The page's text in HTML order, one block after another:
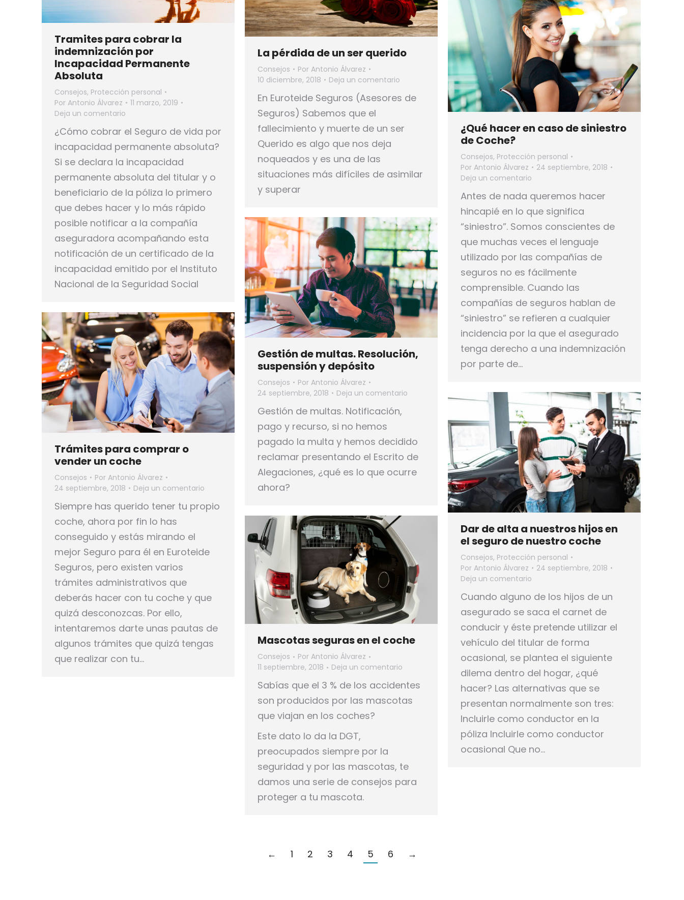
Tramites para cobrar la
indemnización por
Incapacidad Permanente
Absoluta
Consejos, Protección personal
Por Antonio Álvarez
11 marzo, 2019
Deja un comentario
¿Cómo cobrar el Seguro de vida por
incapacidad permanente absoluta?
Si se declara la incapacidad
permanente absoluta del titular y o
beneficiario de la póliza lo primero
que debes hacer y lo más rápido
posible notificar a la compañía
aseguradora acompañando esta
notificación de un certificado de la
incapacidad emitido por el Instituto
Nacional de la Seguridad Social
La pérdida de un ser querido
Consejos Por Antonio Álvarez
10 diciembre, 2018
Deja un comentario
En Euroteide Seguros (Asesores de
Seguros) Sabemos que el
fallecimiento y muerte de un ser
Querido es algo que nos deja
noqueados y es una de las
situaciones más difíciles de asimilar
y superar
¿Qué hacer en caso de siniestro
de Coche?
Consejos, Protección personal
Por Antonio Álvarez
24 septiembre, 2018
Deja un comentario
Antes de nada queremos hacer
hincapié en lo que significa
“siniestro”. Somos conscientes de
que muchas veces el lenguaje
utilizado por las compañías de
seguros no es fácilmente
comprensible. Cuando las
compañías de seguros hablan de
“siniestro” se refieren a cualquier
incidencia por la que el asegurado
tenga derecho a una indemnización
por parte de…
Gestión de multas. Resolución,
suspensión y depósito
Consejos Por Antonio Álvarez
24 septiembre, 2018
Deja un comentario
Gestión de multas. Notificación,
pago y recurso, si no hemos
pagado la multa y hemos decidido
reclamar presentando el Escrito de
Alegaciones, ¿qué es lo que ocurre
ahora?
Trámites para comprar o
vender un coche
Consejos Por Antonio Álvarez
24 septiembre, 2018
Deja un comentario
Siempre has querido tener tu propio
coche, ahora por fin lo has
conseguido y estás mirando el
mejor Seguro para él en Euroteide
Seguros, pero existen varios
trámites administrativos que
deberás hacer con tu coche y que
quizá desconozcas. Por ello,
intentaremos darte unas pautas de
algunos trámites que quizá tengas
que realizar con tu…
Dar de alta a nuestros hijos en
el seguro de nuestro coche
Consejos, Protección personal
Por Antonio Álvarez
24 septiembre, 2018
Deja un comentario
Cuando alguno de los hijos de un
asegurado se saca el carnet de
conducir y éste pretende utilizar el
vehículo del titular de forma
ocasional, se plantea el siguiente
dilema dentro del hogar, ¿qué
hacer? Las alternativas que se
presentan normalmente son tres:
Incluirle como conductor en la
póliza Incluirle como conductor
ocasional Que no…
Mascotas seguras en el coche
Consejos Por Antonio Álvarez
11 septiembre, 2018
Deja un comentario
Sabías que el 3 % de los accidentes
son producidos por las mascotas
que viajan en los coches?
Este dato lo da la DGT,
preocupados siempre por la
seguridad y por las mascotas, te
damos una serie de consejos para
proteger a tu mascota.
← 1 2 3 4 5 6 →